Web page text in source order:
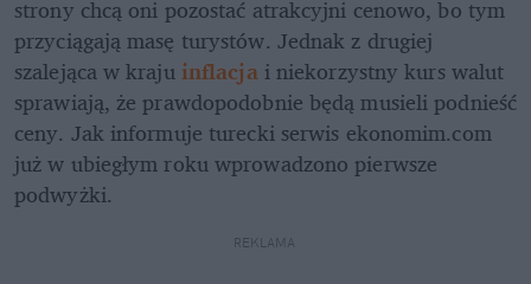
strony chcą oni pozostać atrakcyjni cenowo, bo tym
przyciągają masę turystów. Jednak z drugiej
szalejąca w kraju inflacja i niekorzystny kurs walut
sprawiają, że prawdopodobnie będą musieli podnieść
ceny. Jak informuje turecki serwis ekonomim.com
już w ubiegłym roku wprowadzono pierwsze
podwyżki.
REKLAMA